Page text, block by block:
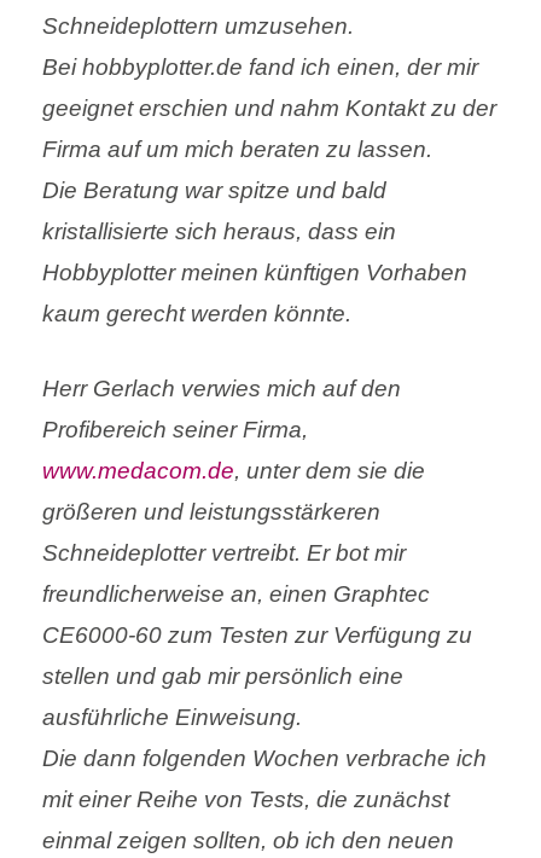
Schneideplottern umzusehen.
Bei hobbyplotter.de fand ich einen, der mir
geeignet erschien und nahm Kontakt zu der
Firma auf um mich beraten zu lassen.
Die Beratung war spitze und bald
kristallisierte sich heraus, dass ein
Hobbyplotter meinen künftigen Vorhaben
kaum gerecht werden könnte.
Herr Gerlach verwies mich auf den
Profibereich seiner Firma,
www.medacom.de, unter dem sie die
größeren und leistungsstärkeren
Schneideplotter vertreibt. Er bot mir
freundlicherweise an, einen Graphtec
CE6000-60 zum Testen zur Verfügung zu
stellen und gab mir persönlich eine
ausführliche Einweisung.
Die dann folgenden Wochen verbrache ich
mit einer Reihe von Tests, die zunächst
einmal zeigen sollten, ob ich den neuen